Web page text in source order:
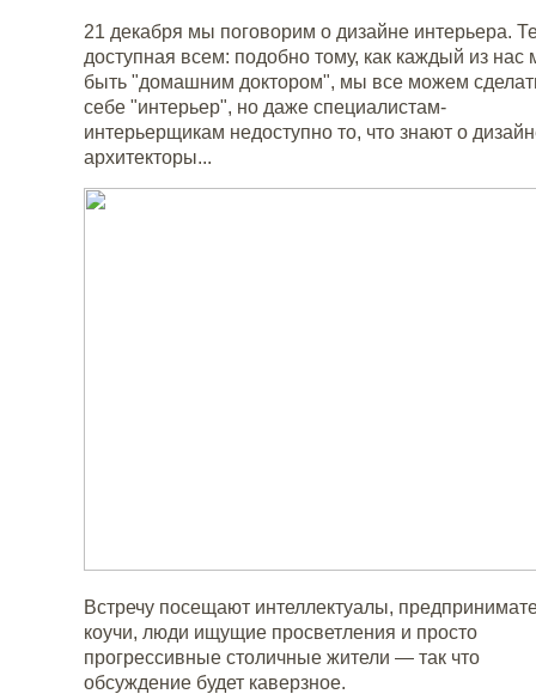
21 декабря мы поговорим о дизайне интерьера.
доступная всем: подобно тому, как каждый из нас
быть "домашним доктором", мы все можем
себе "интерьер", но даже специалистам-
интерьерщикам недоступно то, что знают о
архитекторы...
Встречу посещают интеллектуалы,
коучи, люди ищущие просветления и просто
прогрессивные столичные жители — так что
обсуждение будет каверзное.